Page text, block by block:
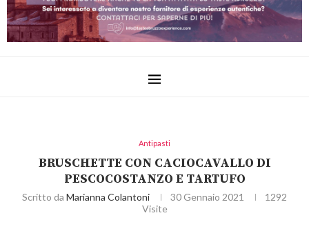
Antipasti
BRUSCHETTE CON CACIOCAVALLO DI
PESCOCOSTANZO E TARTUFO
Scritto da Marianna Colantoni 30 Gennaio 2021
1292
Visite